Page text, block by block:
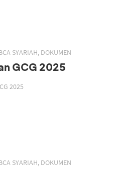
SYARIAH, DOKUMEN
GCG 2025
2025
SYARIAH, DOKUMEN